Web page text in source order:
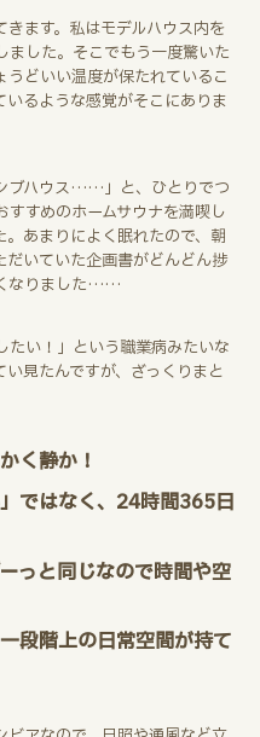
ます。私はモデルハウス内を
ました。そこでもう一度驚いた
どいい温度が保たれているこ
るような感覚がそこにありま
ブハウス……」と、ひとりでつ
すめのホームサウナを満喫し
あまりによく眠れたので、朝
いていた企画書がどんどん捗
なりました……
たい！」という職業病みたいな
見たんですが、ざっくりまと
く静か！
ではなく、24時間365日
っと同じなので時間や空
段階上の日常空間が持て